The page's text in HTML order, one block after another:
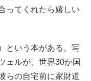
ってくれたら嬉しい
という本がある。写
ェルが、世界30か国
らの自宅前に家財道